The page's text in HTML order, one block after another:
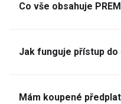
Co vše obsahuje
Jak funguje přístup
Mám koupené